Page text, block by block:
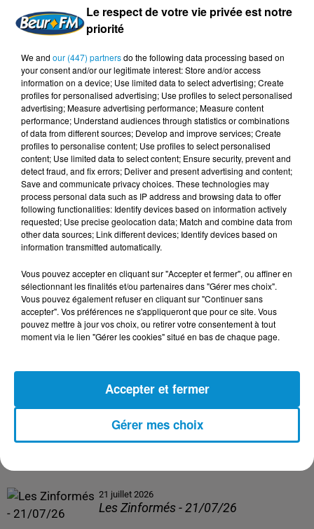
DERNIERS PODCASTS
24 juillet 2026
Les Zinformés - 24/07/26
23 juillet 2026
Les Zinformés - 23/07/26
21 juillet 2026
Les Zinformés - 21/07/26
Le respect de votre vie privée est notre
priorité
We and our (447) partnersdo the following data processing based on
your consent and/or our legitimate interest: Store and/or access
information on a device; Use limited data to select advertising; Create
profiles for personalised advertising; Use profiles to select personalised
advertising; Measure advertising performance; Measure content
performance; Understand audiences through statistics or combinations
of data from different sources; Develop and improve services; Create
profiles to personalise content; Use profiles to select personalised
content; Use limited data to select content; Ensure security, prevent and
detect fraud, and fix errors; Deliver and present advertising and content;
Save and communicate privacy choices. These technologies may
process personal data such as IP address and browsing data to offer
following functionalities: Identify devices based on information actively
requested; Use precise geolocation data; Match and combine data from
other data sources; Link different devices; Identify devices based on
information transmitted automatically.
Vous pouvez accepter en cliquant sur "Accepter et fermer", ou affiner en
sélectionnant les finalités et/ou partenaires dans "Gérer mes choix".
Vous pouvez également refuser en cliquant sur "Continuer sans
accepter". Vos préférences ne s'appliqueront que pour ce site. Vous
pouvez mettre à jour vos choix, ou retirer votre consentement à tout
moment via le lien "Gérer les cookies" situé en bas de chaque page.
Gérer mes choix
Accepter et fermer